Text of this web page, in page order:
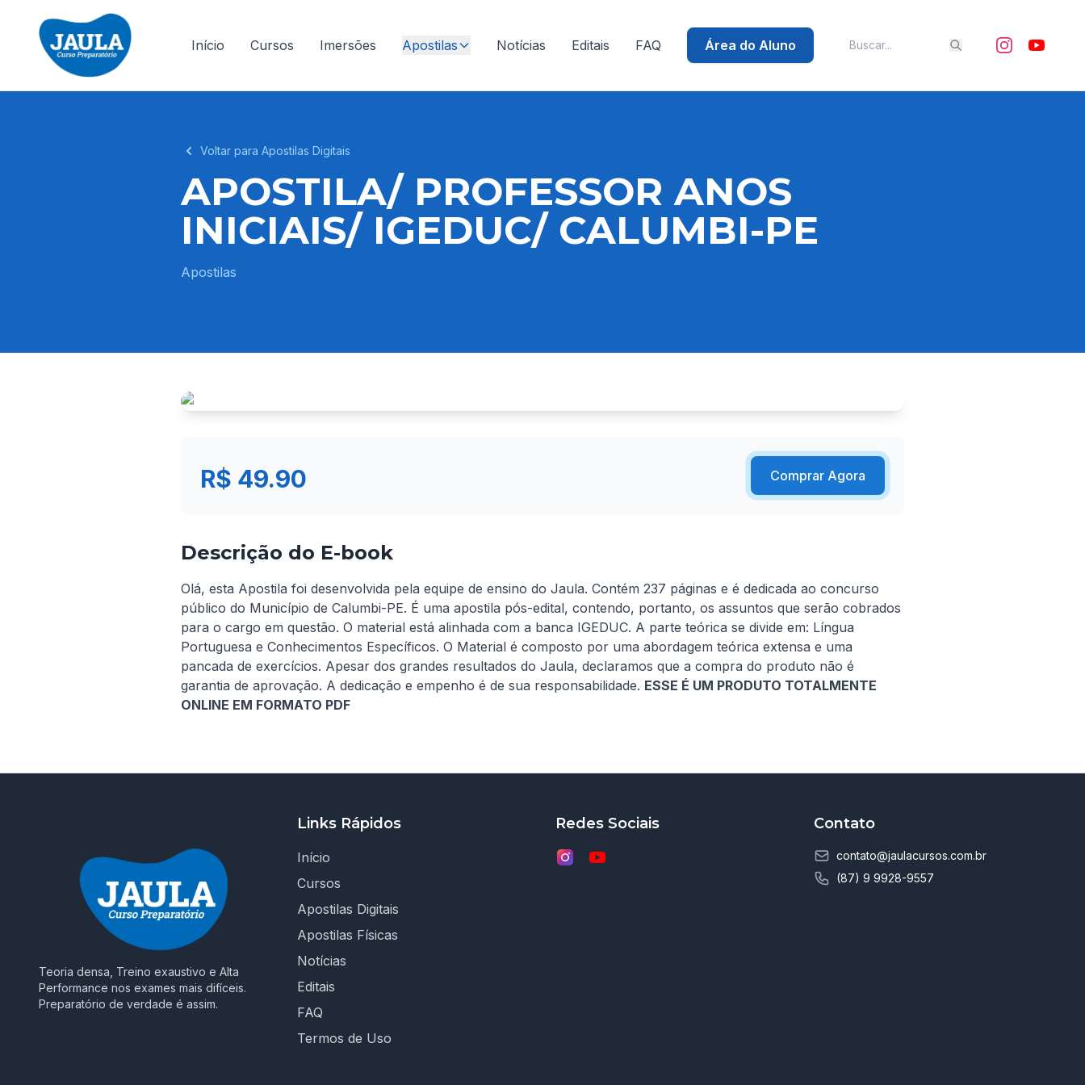
Início Cursos Imersões Apostilas Notícias Editais FAQ Área do Aluno
Voltar para Apostilas Digitais
APOSTILA/ PROFESSOR ANOS
INICIAIS/ IGEDUC/ CALUMBI-PE
Apostilas
R$ 49.90 Comprar Agora
Descrição do E-book
Olá, esta Apostila foi desenvolvida pela equipe de ensino do Jaula. Contém 237 páginas e é dedicada ao concurso
público do Município de Calumbi-PE. É uma apostila pós-edital, contendo, portanto, os assuntos que serão cobrados
para o cargo em questão. O material está alinhada com a banca IGEDUC. A parte teórica se divide em: Língua
Portuguesa e Conhecimentos Específicos. O Material é composto por uma abordagem teórica extensa e uma
pancada de exercícios. Apesar dos grandes resultados do Jaula, declaramos que a compra do produto não é
garantia de aprovação. A dedicação e empenho é de sua responsabilidade. ESSE É UM PRODUTO TOTALMENTE
ONLINE EM FORMATO PDF
Teoria densa, Treino exaustivo e Alta
Performance nos exames mais difíceis.
Preparatório de verdade é assim.
Links Rápidos
Início
Cursos
Apostilas Digitais
Apostilas Físicas
Notícias
Editais
FAQ
Termos de Uso
Redes Sociais Contato
contato@jaulacursos.com.br
(87) 9 9928-9557